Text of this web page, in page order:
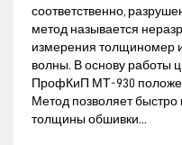
соответственно,
метод называется
измерения толщиномер
волны. В основу работы
ПрофКиП МТ-930
Метод позволяет быстро
толщины обшивки...